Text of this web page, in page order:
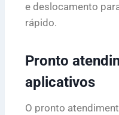
e deslocamento
rápido.
Pronto
aplicativos
O pronto